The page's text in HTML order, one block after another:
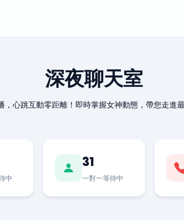
深夜聊天室
心跳互動零距離！即時掌握女神動態，帶您走進
中
31
一對一等待中